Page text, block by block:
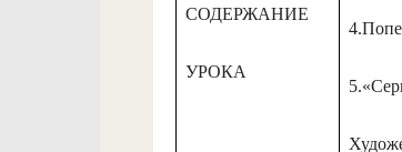
СОДЕРЖАНИЕ
УРОКА